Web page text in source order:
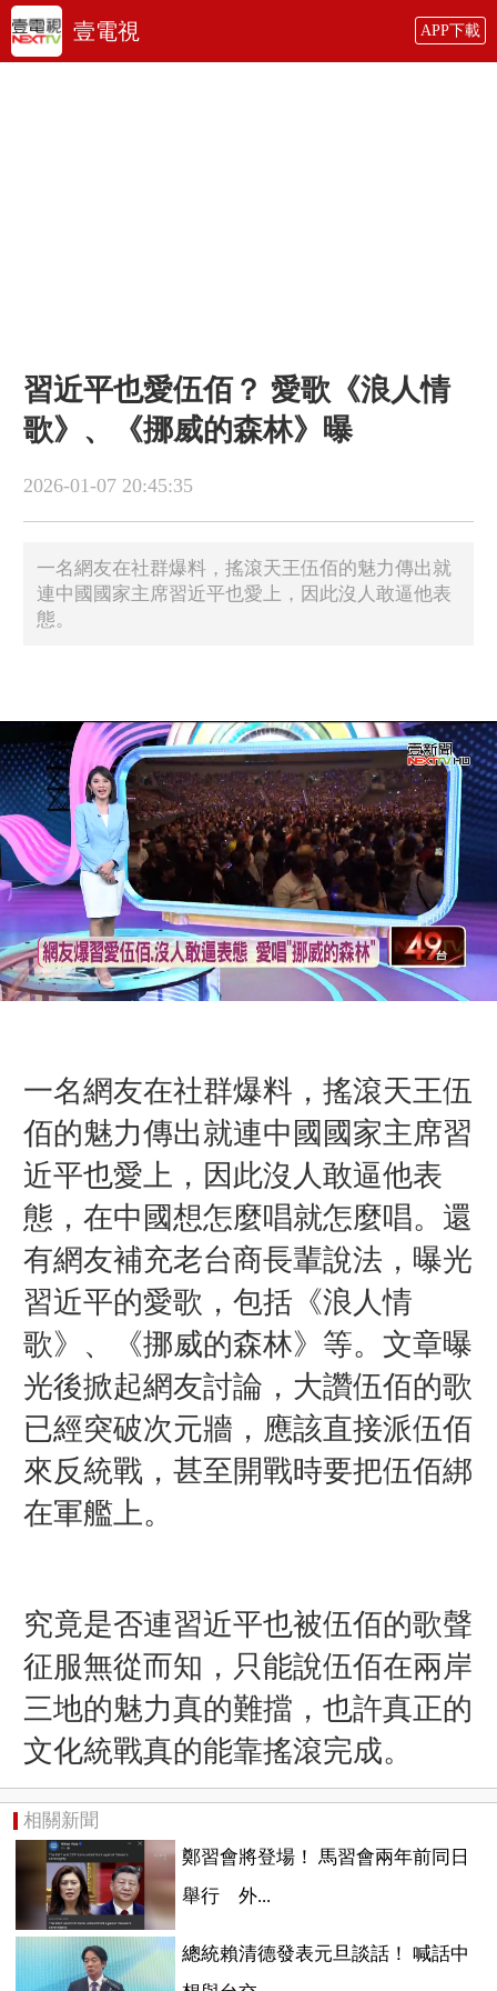
壹電視 APP下載
習近平也愛伍佰？ 愛歌《浪人情
歌》、《挪威的森林》曝
2026-01-07 20:45:35
一名網友在社群爆料，搖滾天王伍佰的魅力傳出就
連中國國家主席習近平也愛上，因此沒人敢逼他表
態。
一名網友在社群爆料，搖滾天王伍
佰的魅力傳出就連中國國家主席習
近平也愛上，因此沒人敢逼他表
態，在中國想怎麼唱就怎麼唱。還
有網友補充老台商長輩說法，曝光
習近平的愛歌，包括《浪人情
歌》、
《挪威的森林》 等。文章曝
光後掀起網友討論， 大讚伍佰的歌
已經突破次元牆，應該直接派伍佰
來反統戰，甚至開戰時要把伍佰綁
在軍艦上。
究竟是否連習近平也被伍佰的歌聲
征服無從而知，只能說伍佰在兩岸
三地的魅力真的難擋，也許真正的
文化統戰真的能靠搖滾完成。
相關新聞
鄭習會將登場！ 馬習會兩年前同日
舉行 外...
總統賴清德發表元旦談話！ 喊話中